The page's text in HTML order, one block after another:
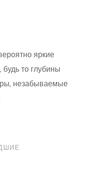
яркие
то глубины
незабываемые